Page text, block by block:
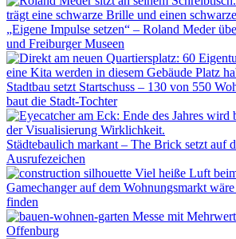
„Eigene Impulse setzen“ – Roland Meder
und Freiburger Museen
Stadtbau setzt Startschuss – 130 von 550
baut die Stadt-Tochter
Städtebaulich markant – The Brick setzt auf
Ausrufezeichen
Viel heiße Luft
Gamechanger auf dem Wohnungsmarkt
finden
Messe mit
Offenburg